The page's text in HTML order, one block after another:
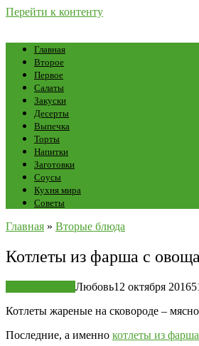
Перейти к контенту
Главная
Второе
Первое
Салаты
Закуски
Десерты
Выпечка
Торты
Напитки
Заготовки
Соусы
Кухня мира
Советы
Главная » Вторые блюда
Котлеты из фарша с
Любовь12 октября 20165
Котлеты жареные на сковороде –
Последние, а именно котлеты из фарша